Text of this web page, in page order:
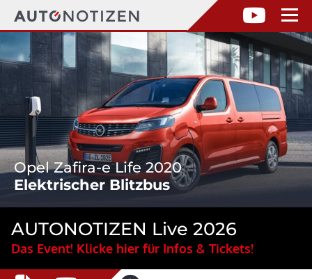
Opel Zafira-e Life 2020
Elektrischer Blitzbus
AUTONOTIZEN Live 2026
Das Event! Klicke hier für Infos & Tickets!